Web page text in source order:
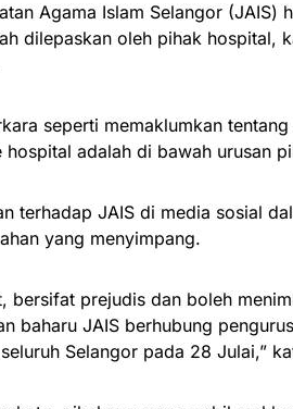
Agama Islam Selangor (JAIS)
dilepaskan oleh pihak hospital,
seperti memaklumkan
hospital adalah di bawah urusan
terhadap JAIS di media sosial
yang menyimpang.
bersifat prejudis dan boleh
baharu JAIS berhubung
Selangor pada 28 Julai,”